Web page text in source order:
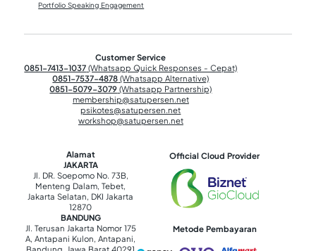
Customer Service
0851-7413-1037 (Whatsapp Quick Responses - Cepat)
0851-7537-4878 (Whatsapp Alternative)
0851-5079-3079 (Whatsapp Partnership)
membership@satupersen.net
psikotes@satupersen.net
workshop@satupersen.net
Portfolio Speaking Engagement
Alamat
JAKARTA
Jl. DR. Soepomo No. 73B,
Menteng Dalam, Tebet,
Jakarta Selatan, DKI Jakarta
12870
BANDUNG
Jl. Terusan Jakarta Nomor 175
A, Antapani Kulon, Antapani,
Official Cloud Provider
Metode Pembayaran